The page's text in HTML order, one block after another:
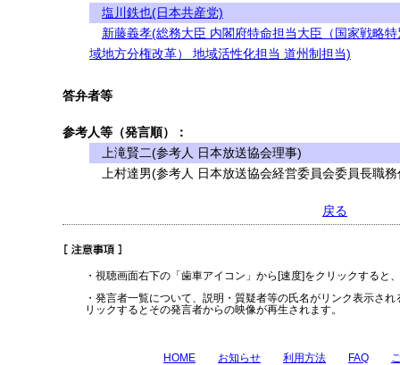
塩川鉄也(日本共産党)
新藤義孝(総務大臣 内閣府特命担当大臣（国家戦略特
域地方分権改革） 地域活性化担当 道州制担当)
答弁者等
参考人等（発言順）：
上滝賢二(参考人 日本放送協会理事)
上村達男(参考人 日本放送協会経営委員会委員長職務
戻る
・視聴画面右下の「歯車アイコン」から[速度]をクリックすると
・発言者一覧について、説明・質疑者等の氏名がリンク表示さ
リックするとその発言者からの映像が再生されます。
HOME お知らせ 利用方法 FAQ